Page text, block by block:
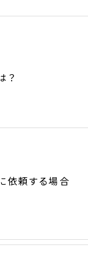
？
依頼する場合